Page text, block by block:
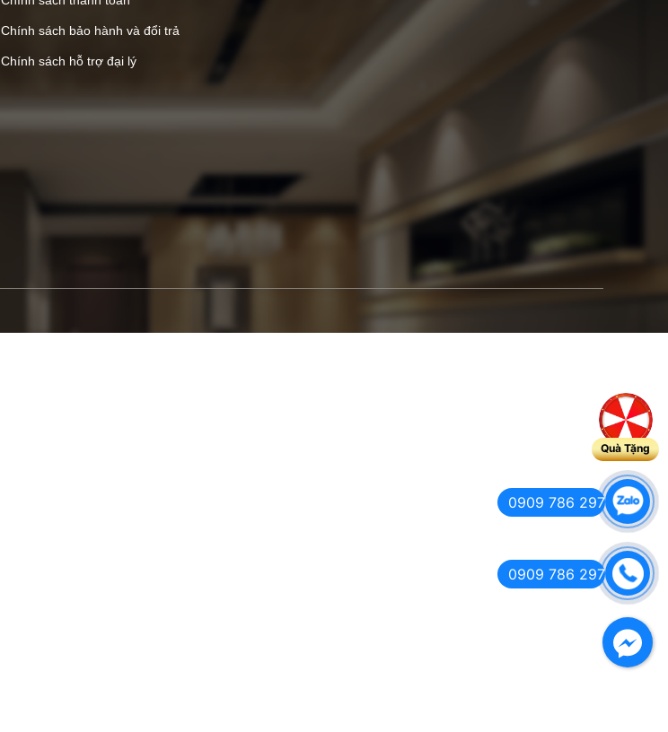
Chính sách bảo hành và đổi trả
Chính sách hỗ trợ đại lý
Quà Tặng
0909 786 297
0909 786 297